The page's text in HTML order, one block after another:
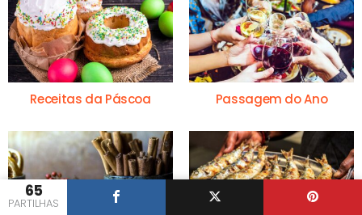
65
PARTILHAS
Receitas da Páscoa Passagem do Ano